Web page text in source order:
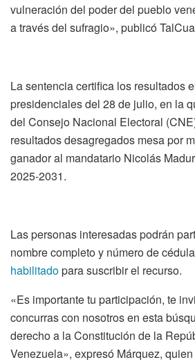
vulneración del poder del pueblo
a través del sufragio», publicó
La sentencia certifica los resultados
presidenciales del 28 de julio, en la
del Consejo Nacional Electoral
resultados desagregados mesa por
ganador al mandatario Nicolás
2025-2031.
Las personas interesadas podrán
nombre completo y número de
habilitadopara suscribir el recurso.
«Es importante tu participación, te
concurras con nosotros en esta
derecho a la Constitución de la
Venezuela», expresó Márquez,